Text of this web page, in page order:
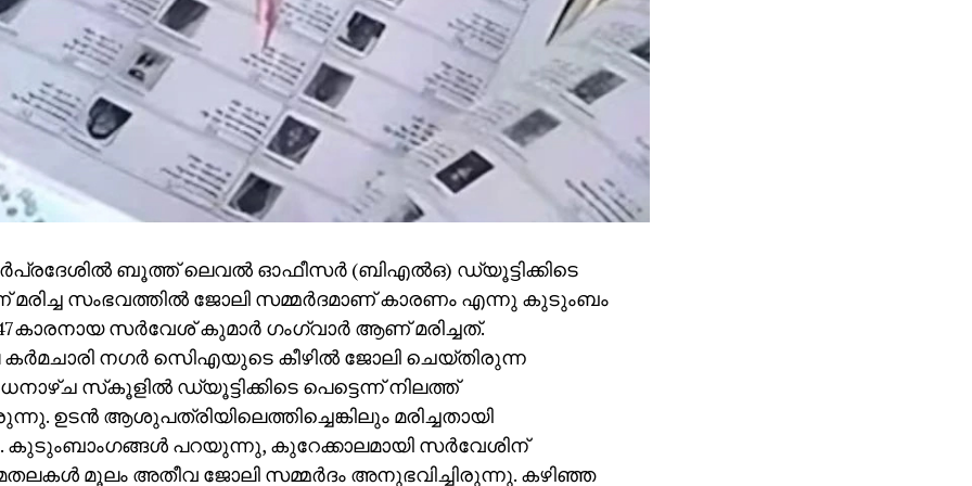
ബൂത്ത് ലെവല്‍ ഓഫീസര്‍ (ബിഎല്‍ഒ) ഡ്യൂട്ടിക്കിടെ
സംഭവത്തില്‍ ജോലി സമ്മര്‍ദമാണ് കാരണം എന്നു കുടുംബം
സര്‍വേശ് കുമാര്‍ ഗംഗ്വാര്‍ ആണ് മരിച്ചത്.
കര്‍മചാരി നഗര്‍ സിെഎയുടെ കീഴില്‍ ജോലി ചെയ്തിരുന്ന
സ്‌കൂളില്‍ ഡ്യൂട്ടിക്കിടെ പെട്ടെന്ന് നിലത്ത്
ഉടന്‍ ആശുപത്രിയിലെത്തിച്ചെങ്കിലും മരിച്ചതായി
കുടുംബാംഗങ്ങള്‍ പറയുന്നു, കുറേക്കാലമായി സര്‍വേശിന്
മൂലം അതീവ ജോലി സമ്മര്‍ദം അനുഭവിച്ചിരുന്നു. കഴിഞ്ഞ